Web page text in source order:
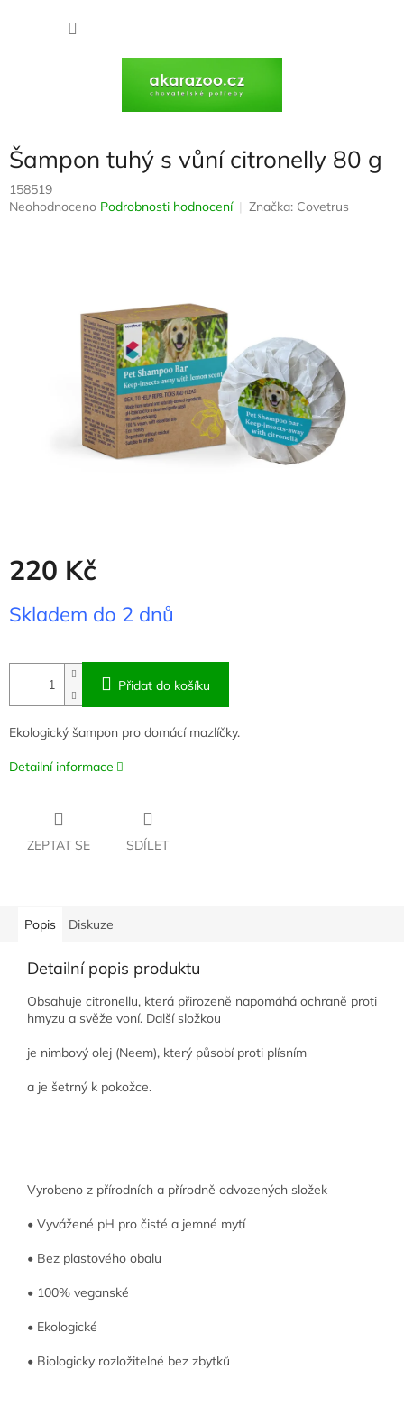
Šampon tuhý s vůní citronelly 80 g
158519
Průměrné
Neohodnoceno Podrobnosti hodnocení Značka: Covetrus
220 Kč
cena:
Skladem do 2 dnů
Přidat do košíku
Ekologický šampon pro domácí mazlíčky.
Detailní informace
ZEPTAT SE SDÍLET
Popis Diskuze
Detailní popis produktu
Obsahuje citronellu, která přirozeně napomáhá ochraně proti
hmyzu a svěže voní. Další složkou
je nimbový olej (Neem), který působí proti plísním
a je šetrný k pokožce.
Vyrobeno z přírodních a přírodně odvozených složek
• Vyvážené pH pro čisté a jemné mytí
• Bez plastového obalu
• 100% veganské
• Ekologické
• Biologicky rozložitelné bez zbytků